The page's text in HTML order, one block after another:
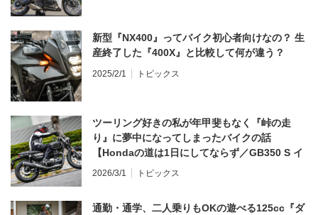
新型『NX400』ってバイク初心者向けなの？ 生
産終了した『400X』と比較して何が違う？
2025/2/1 トピックス
ツーリング好きの私が年甲斐もなく『峠の走
り』に夢中になってしまったバイクの話
【Hondaの道は1日にしてならず／GB350 S イ
ンプレ・レビュー 前編】
2026/3/1 トピックス
通勤・通学、二人乗りもOKの遊べる125cc『ダ